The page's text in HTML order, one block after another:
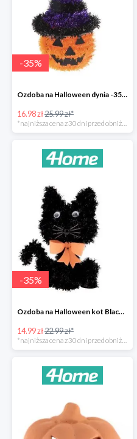
-35%
Ozdoba na Halloween dynia -35%
16.98 zł25.99 zł*
*najniższa cena z 30 dni przed obniżką
-35%
Ozdoba na Halloween kot Blackie -35%
14.99 zł22.99 zł*